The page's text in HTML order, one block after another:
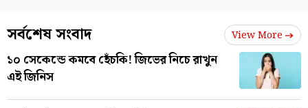
সর্বশেষ সংবাদ View More
১০ সেকেন্ডে কমবে হেঁচকি! জিভের নিচে রাখুন
এই জিনিস